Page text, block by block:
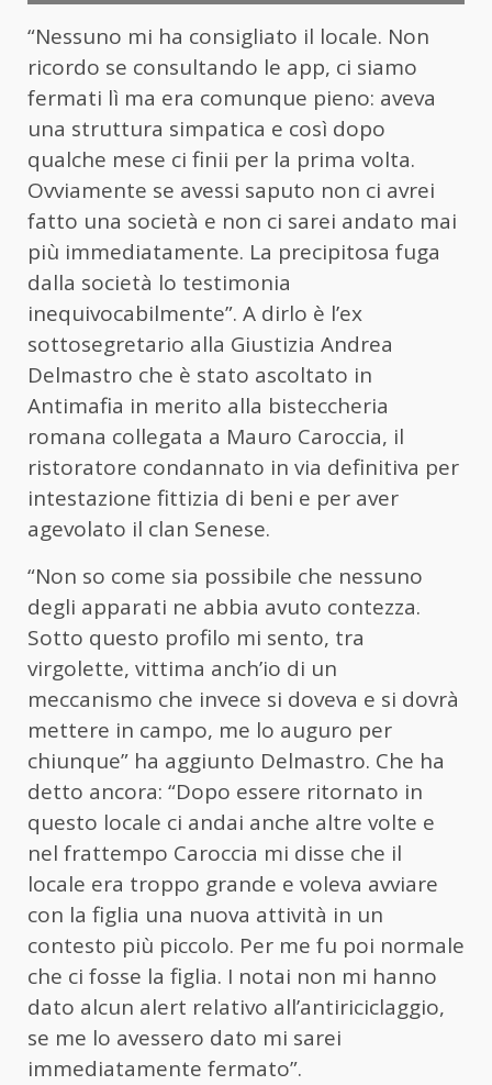
“Nessuno mi ha consigliato il locale. Non
ricordo se consultando le app, ci siamo
fermati lì ma era comunque pieno: aveva
una struttura simpatica e così dopo
qualche mese ci finii per la prima volta.
Ovviamente se avessi saputo non ci avrei
fatto una società e non ci sarei andato mai
più immediatamente. La precipitosa fuga
dalla società lo testimonia
inequivocabilmente”. A dirlo è l’ex
sottosegretario alla Giustizia Andrea
Delmastro che è stato ascoltato in
Antimafia in merito alla bisteccheria
romana collegata a Mauro Caroccia, il
ristoratore condannato in via definitiva per
intestazione fittizia di beni e per aver
agevolato il clan Senese.
“Non so come sia possibile che nessuno
degli apparati ne abbia avuto contezza.
Sotto questo profilo mi sento, tra
virgolette, vittima anch’io di un
meccanismo che invece si doveva e si dovrà
mettere in campo, me lo auguro per
chiunque” ha aggiunto Delmastro. Che ha
detto ancora: “Dopo essere ritornato in
questo locale ci andai anche altre volte e
nel frattempo Caroccia mi disse che il
locale era troppo grande e voleva avviare
con la figlia una nuova attività in un
contesto più piccolo. Per me fu poi normale
che ci fosse la figlia. I notai non mi hanno
dato alcun alert relativo all’antiriciclaggio,
se me lo avessero dato mi sarei
immediatamente fermato”.